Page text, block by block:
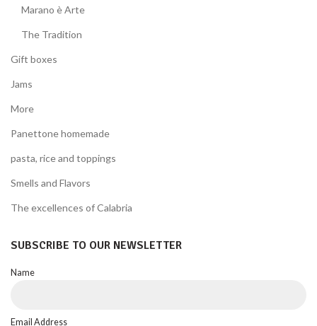
Marano è Arte
The Tradition
Gift boxes
Jams
More
Panettone homemade
pasta, rice and toppings
Smells and Flavors
The excellences of Calabria
SUBSCRIBE TO OUR NEWSLETTER
Name
Email Address